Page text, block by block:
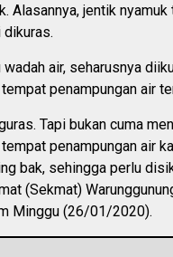
Alasannya, jentik
air, seharusnya
penampungan air
Tapi bukan cuma
penampungan air
bak, sehingga perlu
(Sekmat)
Minggu (26/01/2020).